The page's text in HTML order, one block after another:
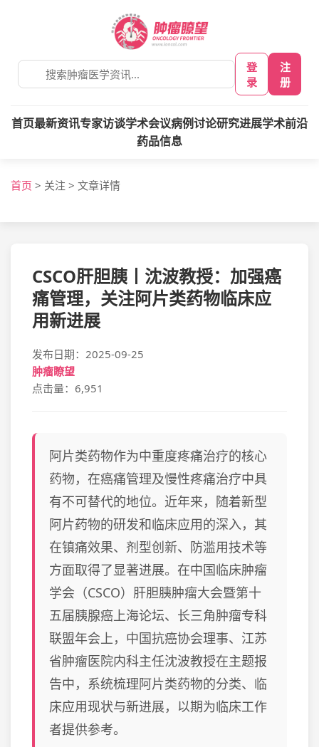
登
录
注
册
首页最新资讯专家访谈学术会议病例讨论研究进展学术前沿
药品信息
首页 > 关注 > 文章详情
CSCO肝胆胰丨沈波教授：加强癌
痛管理，关注阿片类药物临床应
用新进展
发布日期：2025-09-25
肿瘤瞭望
点击量：6,951
阿片类药物作为中重度疼痛治疗的核心
药物，在癌痛管理及慢性疼痛治疗中具
有不可替代的地位。近年来，随着新型
阿片药物的研发和临床应用的深入，其
在镇痛效果、剂型创新、防滥用技术等
方面取得了显著进展。在中国临床肿瘤
学会（CSCO）肝胆胰肿瘤大会暨第十
五届胰腺癌上海论坛、长三角肿瘤专科
联盟年会上，中国抗癌协会理事、江苏
省肿瘤医院内科主任沈波教授在主题报
告中，系统梳理阿片类药物的分类、临
床应用现状与新进展，以期为临床工作
者提供参考。